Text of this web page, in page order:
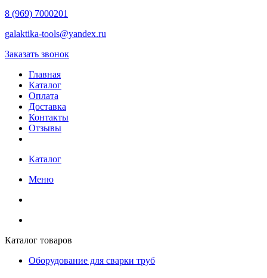
8 (969) 7000201
galaktika-tools@yandex.ru
Заказать звонок
Главная
Каталог
Оплата
Доставка
Контакты
Отзывы
Каталог
Меню
Каталог товаров
Оборудование для сварки труб